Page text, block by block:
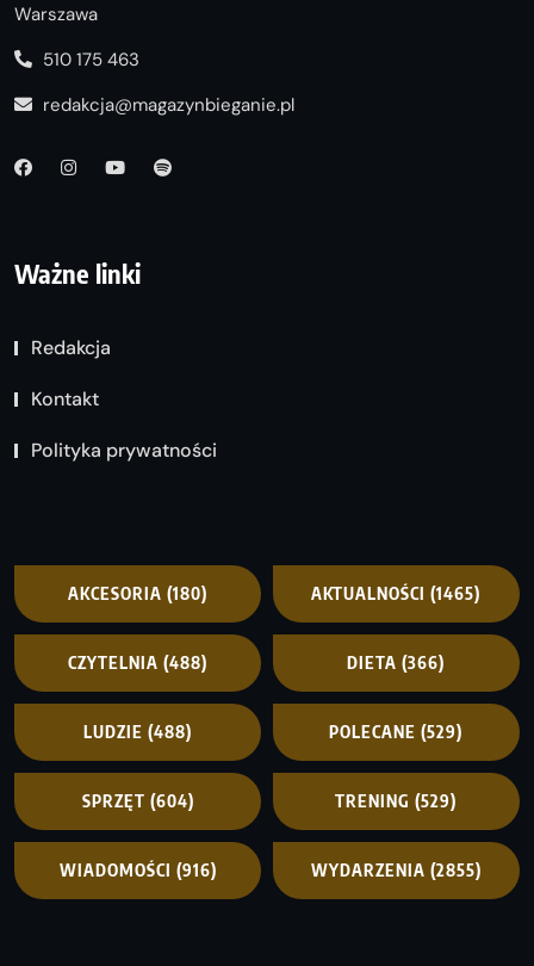
Warszawa
510 175 463
redakcja@magazynbieganie.pl
Ważne linki
Redakcja
Kontakt
Polityka prywatności
AKCESORIA (180) AKTUALNOŚCI (1465)
CZYTELNIA (488) DIETA (366)
LUDZIE (488) POLECANE (529)
SPRZĘT (604) TRENING (529)
WIADOMOŚCI (916) WYDARZENIA (2855)